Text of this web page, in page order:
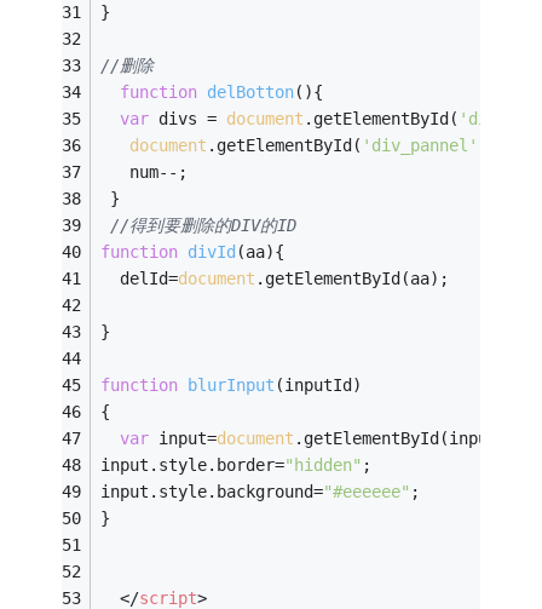
}
//删除
function delBotton( ){
var divs = document .getElementById(
document .getElementById( 'div_pannel'
   num--;
}
//得到要删除的DIV的ID
function divId (aa){
  delId=
document .getElementById(aa);
}
function blurInput (inputId)
{
var input=document
input.style.border="hidden" ;
input.style.background="#eeeeee" ;
}
</script>